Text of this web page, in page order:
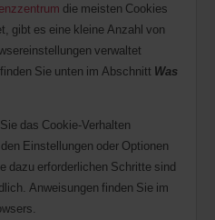
die meisten Cookies
gibt es eine kleine Anzahl von
verwaltet
Sie unten im Abschnitt Was
das Cookie-Verhalten
Einstellungen oder Optionen
dazu erforderlichen Schritte sind
Anweisungen finden Sie im